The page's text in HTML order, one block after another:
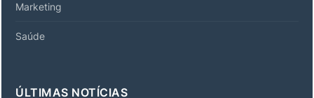
Marketing
Saúde
ÚLTIMAS NOTÍCIAS